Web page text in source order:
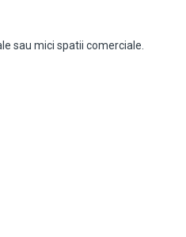
sau mici spatii comerciale.